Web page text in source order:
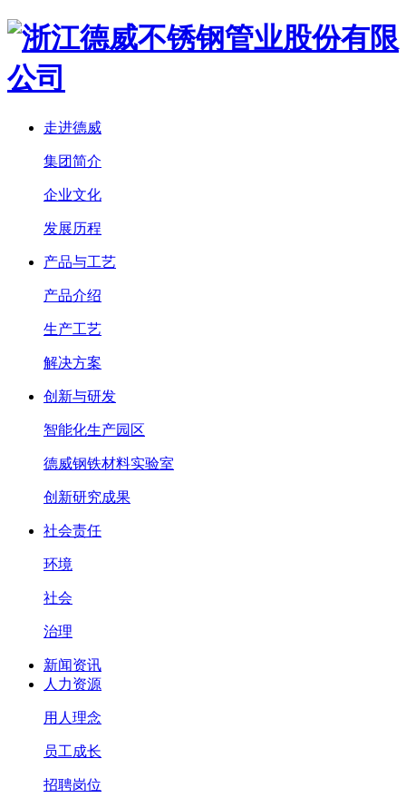
走进德威
集团简介
企业文化
发展历程
产品与工艺
产品介绍
生产工艺
解决方案
创新与研发
智能化生产园区
德威钢铁材料实验室
创新研究成果
社会责任
环境
社会
治理
新闻资讯
人力资源
用人理念
员工成长
招聘岗位